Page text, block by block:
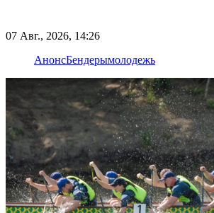
07 Авг., 2026, 14:26
АнонсБендерымолодежь